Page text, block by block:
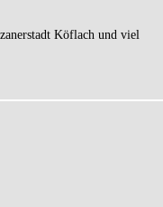
Köflach und viel